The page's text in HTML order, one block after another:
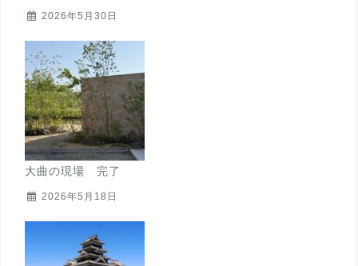
2026年5月30日
大曲の現場 完了
2026年5月18日